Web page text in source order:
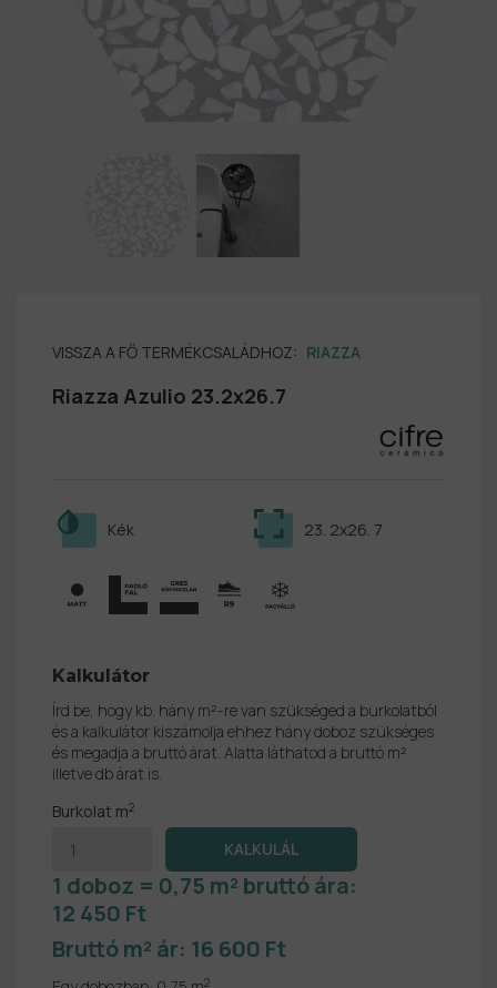
VISSZA A FŐ TERMÉKCSALÁDHOZ: RIAZZA
Riazza Azulio 23.2x26.7
23. 2x26. 7
Kék
Kalkulátor
Írd be, hogy kb. hány m²-re van szükséged a burkolatból
és a kalkulátor kiszámolja ehhez hány doboz szükséges
és megadja a bruttó árat. Alatta láthatod a bruttó m²
illetve db árat is.
Burkolat m2
1 doboz = 0,75 m² bruttó ára:
12 450 Ft
Bruttó m² ár: 16 600 Ft
2